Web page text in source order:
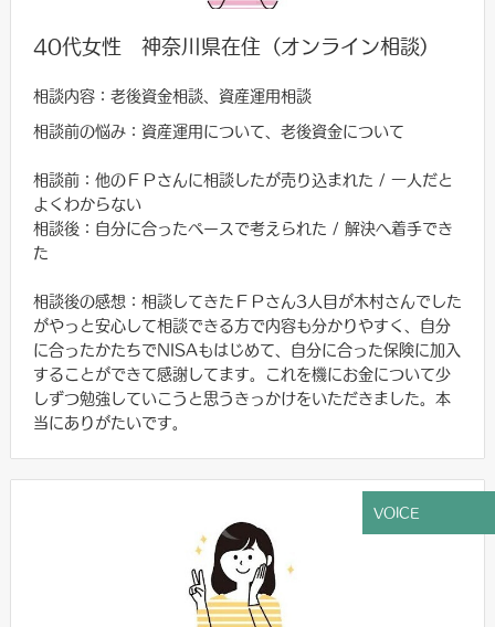
40代女性 神奈川県在住（オンライン相談）
相談内容：老後資金相談、資産運用相談
相談前の悩み：資産運用について、老後資金について
相談前：他のＦＰさんに相談したが売り込まれた / 一人だと
よくわからない
相談後：自分に合ったペースで考えられた / 解決へ着手でき
た
相談後の感想：相談してきたＦＰさん3人目が木村さんでした
がやっと安心して相談できる方で内容も分かりやすく、自分
に合ったかたちでNISAもはじめて、自分に合った保険に加入
することができて感謝してます。これを機にお金について少
しずつ勉強していこうと思うきっかけをいただきました。本
当にありがたいです。
VOICE